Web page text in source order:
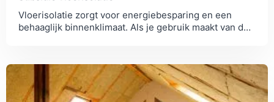
Vloerisolatie zorgt voor energiebesparing en een
behaaglijk binnenklimaat. Als je gebruik maakt van de